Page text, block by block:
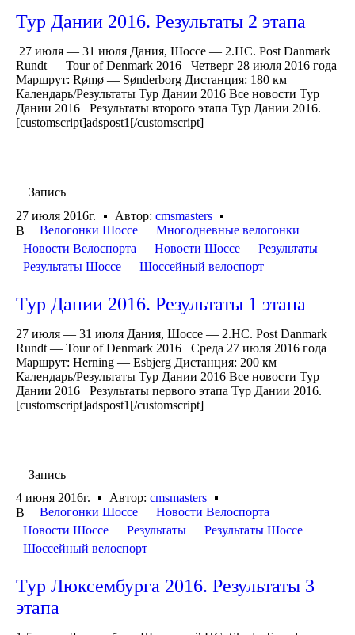
Тур Дании 2016. Результаты 2 этапа
27 июля — 31 июля Дания, Шоссе — 2.HC. Post Danmark
Rundt — Tour of Denmark 2016 Четверг 28 июля 2016 года
Маршрут: Rømø — Sønderborg Дистанция: 180 км
Календарь/Результаты Тур Дании 2016 Все новости Тур
Дании 2016 Результаты второго этапа Тур Дании 2016.
[customscript]adspost1[/customscript]
Запись
27 июля 2016г.
Автор: cmsmasters
В
Велогонки Шоссе
Многодневные велогонки
Новости Велоспорта
Новости Шоссе
Результаты
Результаты Шоссе
Шоссейный велоспорт
Тур Дании 2016. Результаты 1 этапа
27 июля — 31 июля Дания, Шоссе — 2.HC. Post Danmark
Rundt — Tour of Denmark 2016 Среда 27 июля 2016 года
Маршрут: Herning — Esbjerg Дистанция: 200 км
Календарь/Результаты Тур Дании 2016 Все новости Тур
Дании 2016 Результаты первого этапа Тур Дании 2016.
[customscript]adspost1[/customscript]
Запись
4 июня 2016г.
Автор: cmsmasters
В
Велогонки Шоссе
Новости Велоспорта
Новости Шоссе
Результаты
Результаты Шоссе
Шоссейный велоспорт
Тур Люксембурга 2016. Результаты 3
этапа